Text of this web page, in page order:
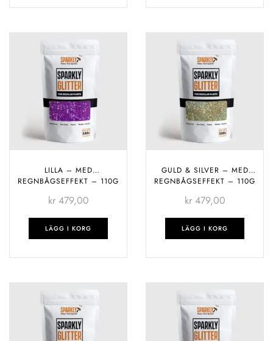
LILLA – MED
REGNBÅGSEFFEKT – 110G
kr479,00
LÄGG I KORG
GULD & SILVER – MED
REGNBÅGSEFFEKT – 110G
kr479,00
LÄGG I KORG